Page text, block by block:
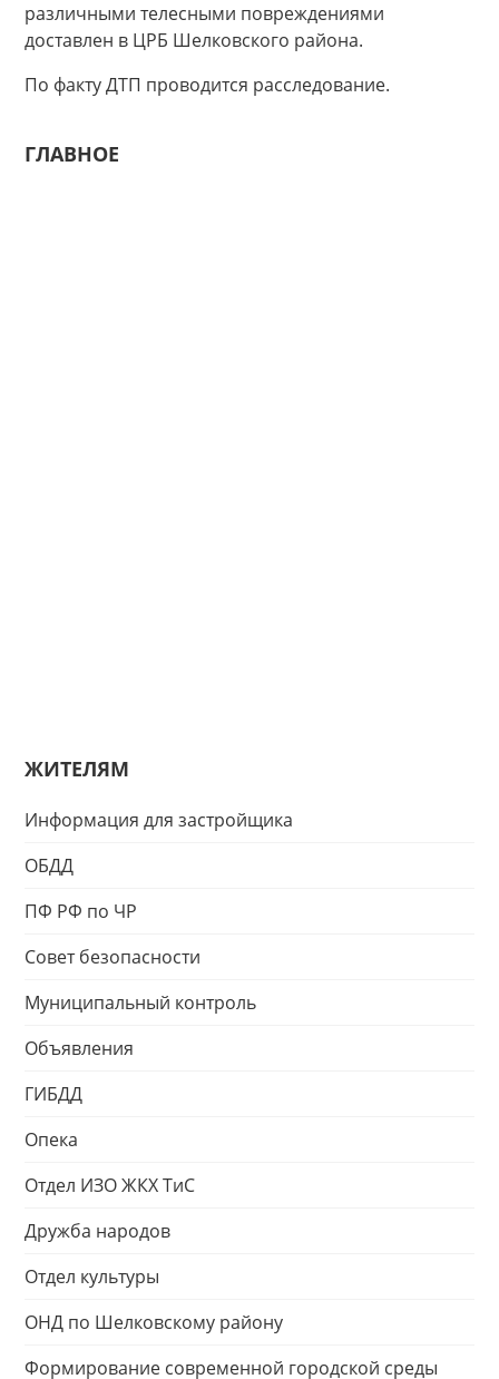
различными телесными повреждениями
доставлен в ЦРБ Шелковского района.
По факту ДТП проводится расследование.
ГЛАВНОЕ
ЖИТЕЛЯМ
Информация для застройщика
ОБДД
ПФ РФ по ЧР
Совет безопасности
Муниципальный контроль
Объявления
ГИБДД
Опека
Отдел ИЗО ЖКХ ТиС
Дружба народов
Отдел культуры
ОНД по Шелковскому району
Формирование современной городской среды